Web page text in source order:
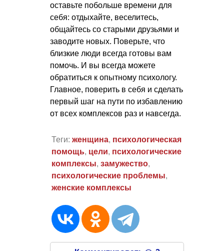
оставьте побольше времени для
себя: отдыхайте, веселитесь,
общайтесь со старыми друзьями и
заводите новых. Поверьте, что
близкие люди всегда готовы вам
помочь. И вы всегда можете
обратиться к опытному психологу.
Главное, поверить в себя и сделать
первый шаг на пути по избавлению
от всех комплексов раз и навсегда.
Теги: женщина, психологическая
помощь, цели, психологические
комплексы, замужество,
психологические проблемы,
женские комплексы